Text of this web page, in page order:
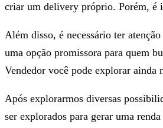
criar um delivery próprio. Porém, é
Além disso, é necessário ter
uma opção promissora para quem
Vendedor você pode explorar ainda
Após explorarmos diversas
ser explorados para gerar uma